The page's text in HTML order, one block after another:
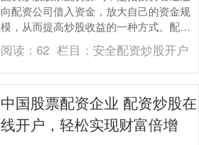
向配资公司借入资金，放大自己的资金规
模，从而提高炒股收益的一种方式。配资
炒股开户股票配资源码，是开启财富之旅
的便捷途径。 *....
阅读：62 栏目： 安全配资炒股开户
中国股票配资企业 配资炒股在
线开户，轻松实现财富倍增